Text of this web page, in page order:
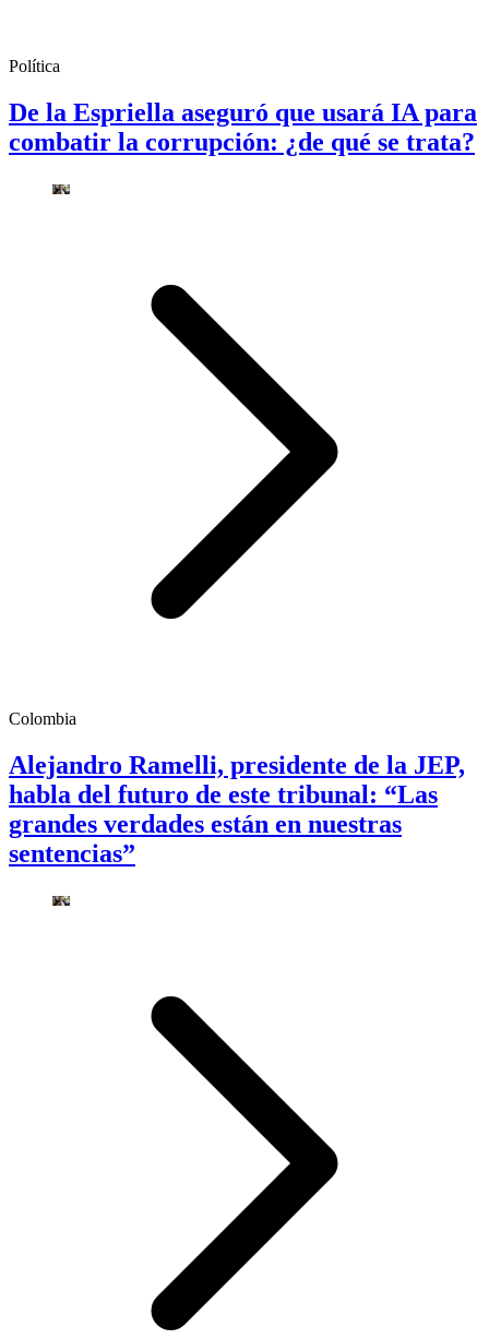
Política
De la Espriella aseguró que usará IA para
combatir la corrupción: ¿de qué se trata?
Colombia
Alejandro Ramelli, presidente de la JEP,
habla del futuro de este tribunal: “Las
grandes verdades están en nuestras
sentencias”